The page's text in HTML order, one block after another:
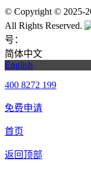
© Copyright © 2025-
All Rights Reserved.
号：
简体中文
English
400 8272 199
免费申请
首页
返回顶部